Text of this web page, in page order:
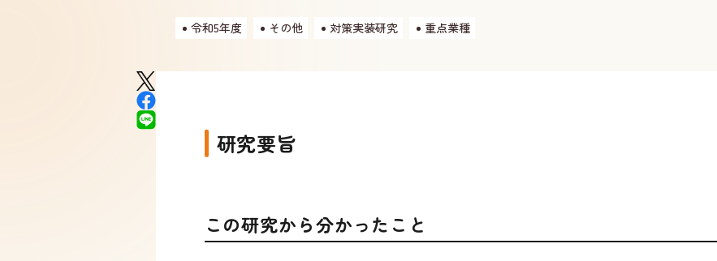
令和5年度 その他 対策実装研究 重点業種
研究要旨
この研究から分かったこと